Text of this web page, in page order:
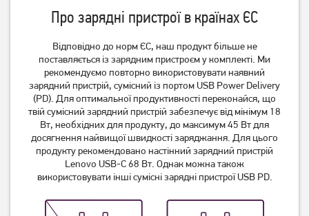
Про зарядні пристрої в країнах ЄС
Відповідно до норм ЄС, наш продукт більше не
поставляється із зарядним пристроєм у комплекті. Ми
рекомендуємо повторно використовувати наявний
зарядний пристрій, сумісний із портом USB Power Delivery
(PD). Для оптимальної продуктивності переконайся, що
твій сумісний зарядний пристрій забезпечує від мінімум 18
Вт, необхідних для продукту, до максимум 45 Вт для
досягнення найвищої швидкості заряджання. Для цього
продукту рекомендовано настінний зарядний пристрій
Lenovo USB-C 68 Вт. Однак можна також
використовувати інші сумісні зарядні пристрої USB PD.